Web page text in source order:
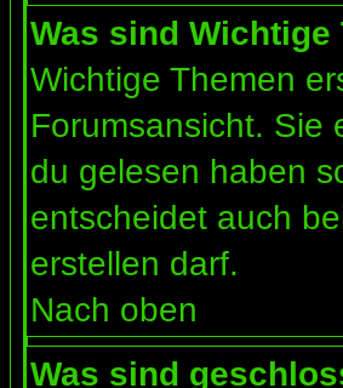
Was sind Wichtige
Wichtige Themen
Forumsansicht. Sie
du gelesen haben
entscheidet auch
erstellen darf.
Nach oben
Was sind